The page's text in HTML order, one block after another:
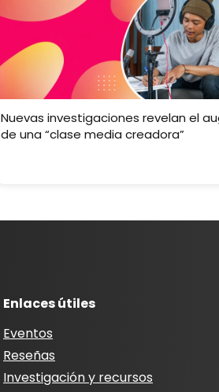
Nuevas investigaciones revelan el
de una “clase media creadora”
Enlaces útiles
Eventos
Reseñas
Investigación y recursos